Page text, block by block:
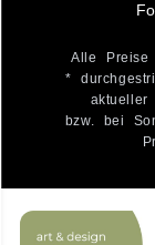
Alle Preise
*
aktueller
bzw. bei